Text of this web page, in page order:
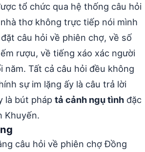
tổ chức qua hệ thống câu hỏi
thơ không trực tiếp nói mình
câu hỏi về phiên chợ, về số
rượu, về tiếng xáo xác người
năm. Tất cả câu hỏi đều không
sự im lặng ấy là câu trả lời
là bút pháp tả cảnh ngụ tình đặc
Khuyến.
câu hỏi về phiên chợ Đồng